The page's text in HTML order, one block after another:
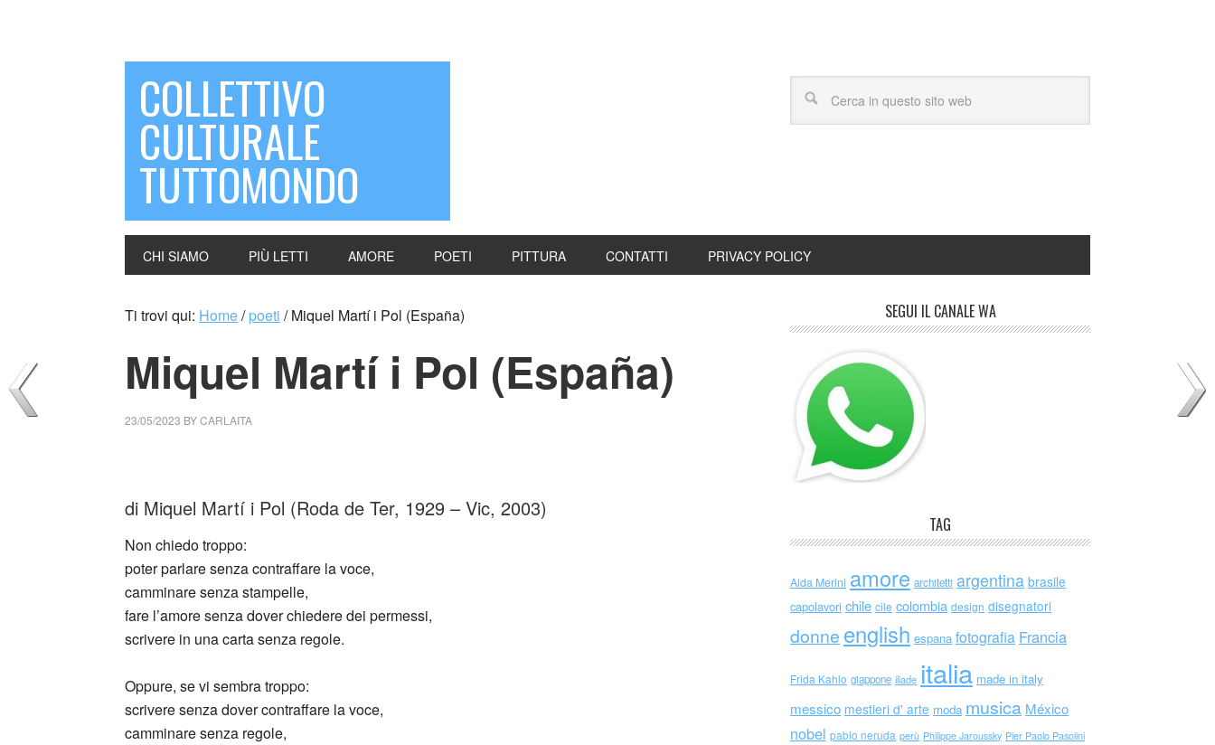
COLLETTIVO
CULTURALE
TUTTOMONDO
CHI SIAMO PIÙ LETTI AMORE POETI PITTURA CONTATTI PRIVACY POLICY
Ti trovi qui: Home/ poeti /Miquel Martí i Pol (España)
Miquel Martí i Pol (España)
23/05/2023 BYCARLAITA
di Miquel Martí i Pol (Roda de Ter, 1929 – Vic, 2003)
Non chiedo troppo:
poter parlare senza contraffare la voce,
camminare senza stampelle,
fare l’amore senza dover chiedere dei permessi,
scrivere in una carta senza regole.
Oppure, se vi sembra troppo:
scrivere senza dover contraffare la voce,
camminare senza regole,
SEGUI IL CANALE WA
TAG
Alda Merini amore architetti argentina brasile
capolavori chile cile colombia design disegnatori
donne english espana fotografia Francia
Frida Kahlo giappone iliade italia made in italy
messico mestieri d' arte moda musica México
nobel pablo neruda perù Philippe Jaroussky Pier Paolo Pasolini